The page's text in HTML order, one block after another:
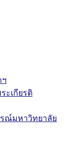
ะเกียรติ
ณ์มหาวิทยาลัย